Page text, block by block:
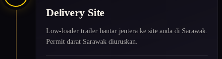
Delivery Site
Low-loader trailer hantar jentera ke site anda di Sarawak.
Permit darat Sarawak diuruskan.